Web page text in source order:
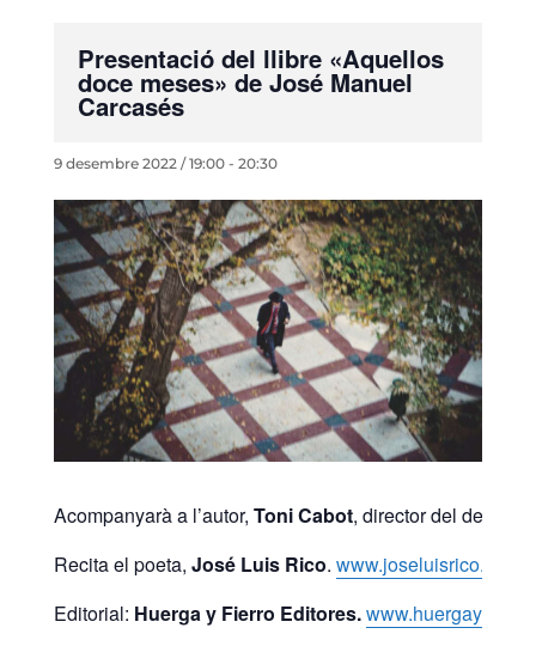
Presentació del llibre «Aquellos
doce meses» de José Manuel
Carcasés
9 desembre 2022 / 19:00- 20:30
Acompanyarà a l’autor, Toni Cabot, director del
Recita el poeta, José Luis Rico. www.joseluisrico.com
Editorial: Huerga y Fierro Editores.